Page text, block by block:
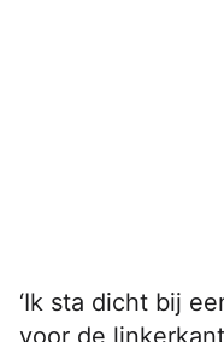
‘Ik sta dicht bij
voor de